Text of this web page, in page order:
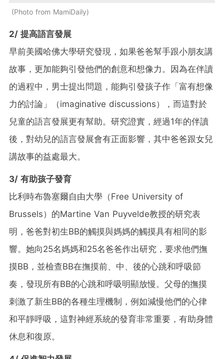
Photo from MamiDaily
2/ 提高語言發展
早前美國哈佛大學研究發現，如果爸爸幫手跟小朋友講
故事，更加能夠引發他們的創意和想像力。因為在伴讀
的過程中，男士提出問題，能夠引發孩子作「富有想像
力的討論」（imaginative discussions），而這對於
兒童的語言發展更有幫助。研究證實，經過1年的伴讀
後，對幼兒的語言發展會有正面影響，其中爸爸跟女兒
講故事的益處最大。
3/ 有助孩子發育
比利時布魯塞爾自由大學（Free University of
Brussels）的Martine Van Puyvelde教授的研究表
明，爸爸對初生BB的觸摸與媽媽的觸摸具有相同的影
響。她向25名媽媽和25名爸爸作出研究，要求他們撫
摸BB，並檢查BB在撫摸前、中、後的心跳和呼吸節
奏，發現所有BB的心跳和呼吸明顯放慢。父母的撫摸
刺激了新生BB的各種生理機制，例如減慢他們的心律
和平靜呼吸，這對神經系統的發育非常重要，有助身體
休息和復原。